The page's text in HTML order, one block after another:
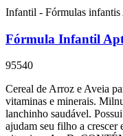
Infantil - Fórmulas infantis
Fórmula Infantil
95540
Cereal de Arroz e Aveia
vitaminas e minerais.
lanchinho saudável.
ajudam seu filho a crescer